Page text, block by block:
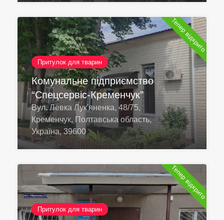
Тепер відкрито
Притулок для тварин
Комунальне підприємство
“Спецсервіс-Кременчук”
Вул. Левка Лук'яненка, 48/75,
Кременчук, Полтавська область,
Україна, 39600
Тепер відкрито
Притулок для тварин